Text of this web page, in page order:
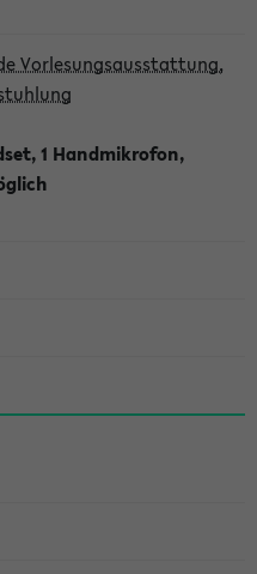
Vorlesungsausstattung,
1 Handmikrofon,